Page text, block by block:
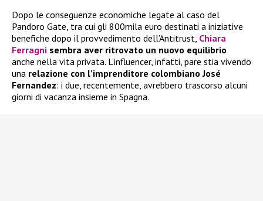
Dopo le conseguenze economiche legate al caso del
Pandoro Gate, tra cui gli 800mila euro destinati a iniziative
benefiche dopo il provvedimento dell’Antitrust, Chiara
Ferragni sembra aver ritrovato un nuovo equilibrio
anche nella vita privata. L’influencer, infatti, pare stia vivendo
una relazione con l’imprenditore colombiano José
Fernandez: i due, recentemente, avrebbero trascorso alcuni
giorni di vacanza insieme in Spagna.